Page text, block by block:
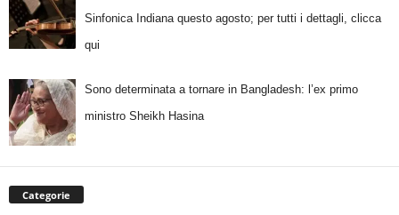
Sinfonica Indiana questo agosto; per tutti i dettagli, clicca
qui
Sono determinata a tornare in Bangladesh: l’ex primo
ministro Sheikh Hasina
Categorie